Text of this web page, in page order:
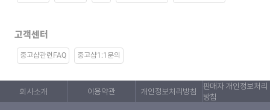
고객센터
중고샵관련FAQ 중고샵1:1문의
회사소개 이용약관 개인정보처리방침
판매자 개인정보처리
방침